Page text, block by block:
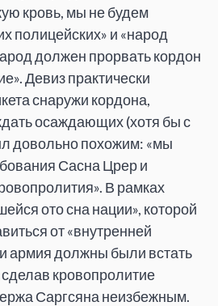
кровь, мы не будем
полицейских» и «народ
должен прорвать кордон
Девиз практически
снаружи кордона,
осаждающих (хотя бы с
довольно похожим: «мы
Сасна Црер и
В рамках
ото сна нации», которой
от «внутренней
армия должны были встать
кровопролитие
Саргсяна неизбежным.